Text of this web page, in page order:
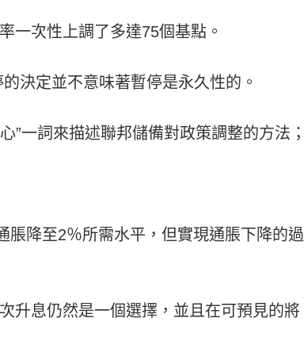
一次性上調了多達75個基點。
決定並不意味著暫停是永久性的。
”一詞來描述聯邦儲備對政策調整的方法；
脹降至2％所需水平，但實現通脹下降的過
升息仍然是一個選擇，並且在可預見的將